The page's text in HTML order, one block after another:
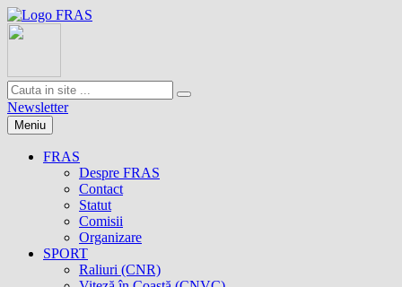
Newsletter
Meniu
FRAS
Despre FRAS
Contact
Statut
Comisii
Organizare
SPORT
Raliuri (CNR)